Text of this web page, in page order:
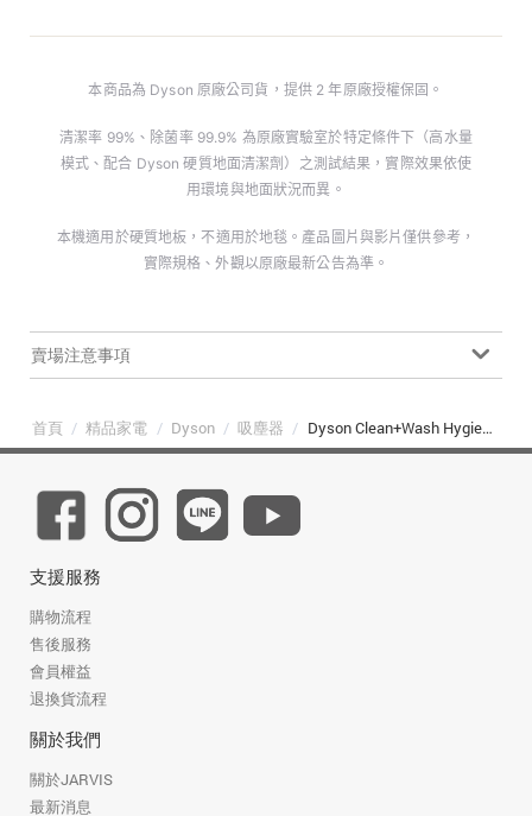
本商品為 Dyson 原廠公司貨，提供 2 年原廠授權保固。
清潔率 99%、除菌率 99.9% 為原廠實驗室於特定條件下（高水量
模式、配合 Dyson 硬質地面清潔劑）之測試結果，實際效果依使
用環境與地面狀況而異。
本機適用於硬質地板，不適用於地毯。產品圖片與影片僅供參考，
實際規格、外觀以原廠最新公告為準。
賣場注意事項
首頁 / 精品家電 / Dyson / 吸塵器 / Dyson Clean+Wash Hygiene 深層潔淨洗地機 (DW50)
支援服務
購物流程
售後服務
會員權益
退換貨流程
關於我們
關於JARVIS
最新消息